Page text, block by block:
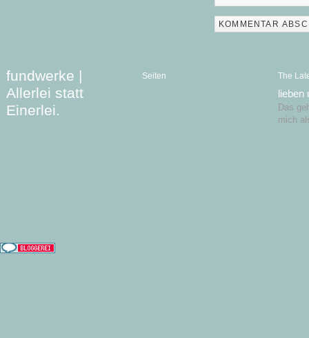
fundwerke |
Allerlei statt
Einerlei.
Seiten The
lieben
Das
mich